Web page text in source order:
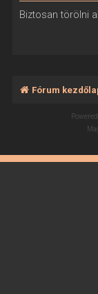
Biztosan törölni
Fórum